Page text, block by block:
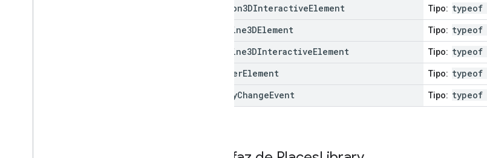
Polygon3DInteractiveElement Tipo: typeof
Polyline3DElement
Tipo: typeof
Polyline3DInteractiveElement Tipo: typeof
PopoverElement Tipo: typeof
SteadyChangeEvent Tipo: typeof